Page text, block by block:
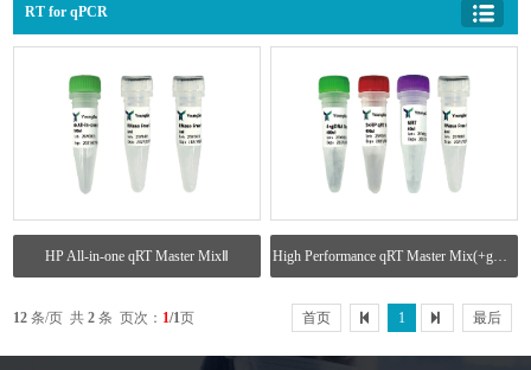
RT for qPCR
HP All-in-one qRT Master MixⅡ
12 条/页 共2 条 页次： 1/1页 首页 1 最后